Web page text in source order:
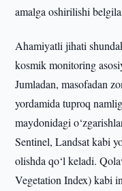
amalga oshirilishi
Ahamiyatli jihati
kosmik monitoring
Jumladan, masofadan
yordamida tuproq
maydonidagi
Sentinel, Landsat kabi
olishda qo‘l keladi.
Vegetation Index) kabi